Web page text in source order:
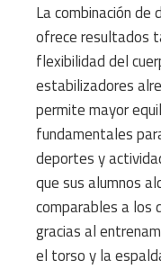
La combinación
ofrece resultados
flexibilidad del
estabilizadores
permite mayor
fundamentales
deportes y
que sus alumnos
comparables a los
gracias al
el torso y la